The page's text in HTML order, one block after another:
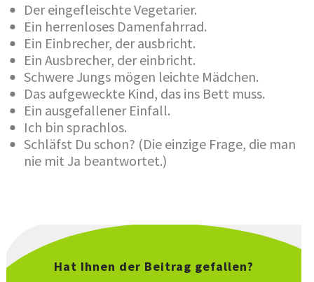
Der eingefleischte Vegetarier.
Ein herrenloses Damenfahrrad.
Ein Einbrecher, der ausbricht.
Ein Ausbrecher, der einbricht.
Schwere Jungs mögen leichte Mädchen.
Das aufgeweckte Kind, das ins Bett muss.
Ein ausgefallener Einfall.
Ich bin sprachlos.
Schläfst Du schon? (Die einzige Frage, die man
nie mit Ja beantwortet.)
Hat Ihnen der Beitrag gefallen?